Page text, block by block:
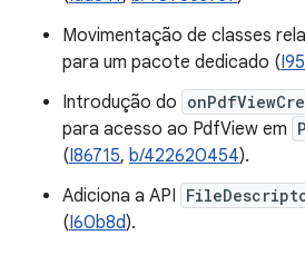
Movimentação de classes
para um pacote dedicado (
Introdução do
para acesso ao PdfView em
(I86715, b/422620454).
Adiciona a API
(I60b8d).